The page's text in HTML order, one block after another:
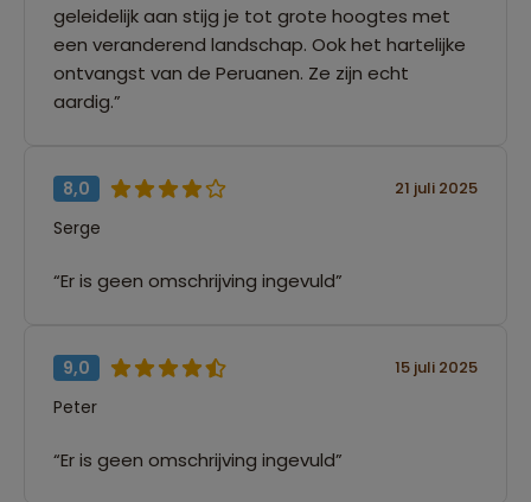
geleidelijk aan stijg je tot grote hoogtes met
een veranderend landschap. Ook het hartelijke
ontvangst van de Peruanen. Ze zijn echt
aardig.”
8,0 21 juli 2025
Serge
“Er is geen omschrijving ingevuld”
9,0 15 juli 2025
Peter
“Er is geen omschrijving ingevuld”